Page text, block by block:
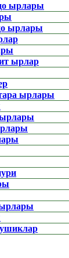
ырлары
ырлары
ырлар
ырлары
ырлары